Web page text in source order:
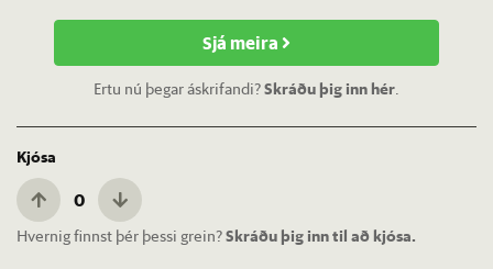
Sjá meira
Ertu nú þegar áskrifandi?Skráðu þig inn hér.
Kjósa
0
Hvernig finnst þér þessi grein?Skráðu þig inn til að kjósa.